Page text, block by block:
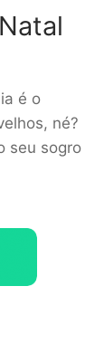
é o
né?
seu sogro